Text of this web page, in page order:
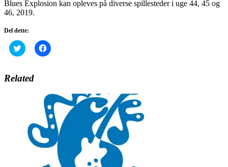
Blues Explosion kan opleves på diverse spillesteder i uge 44, 45 og
46, 2019.
Del dette:
Click
to
Twitter
(Opens
window)
Click
to
new
window)
Related